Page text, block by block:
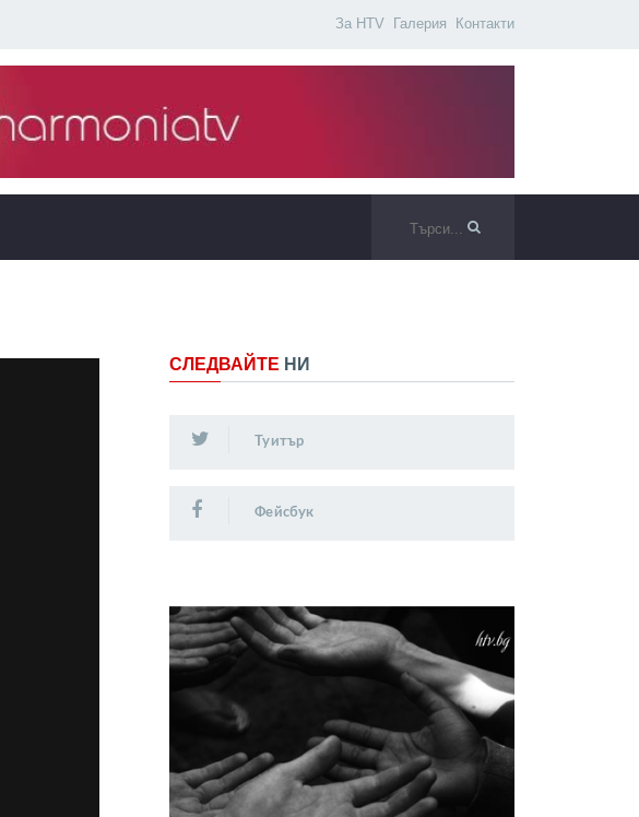
За HTV Галерия Контакти
СЛЕДВАЙТЕ НИ
Туитър
Фейсбук